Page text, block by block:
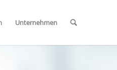
Unternehmen